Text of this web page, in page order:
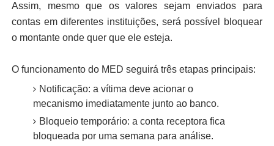
Assim, mesmo que os valores sejam enviados para
contas em diferentes instituições, será possível bloquear
o montante onde quer que ele esteja.
O funcionamento do MED seguirá três etapas principais:
Notificação: a vítima deve acionar o
mecanismo imediatamente junto ao banco.
Bloqueio temporário: a conta receptora fica
bloqueada por uma semana para análise.